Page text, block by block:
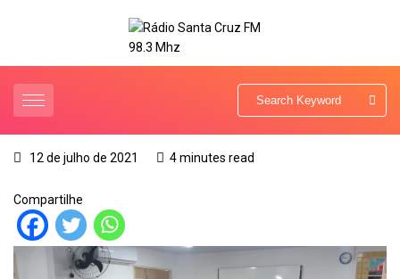
12 de julho de 2021 4 minutes read
Compartilhe